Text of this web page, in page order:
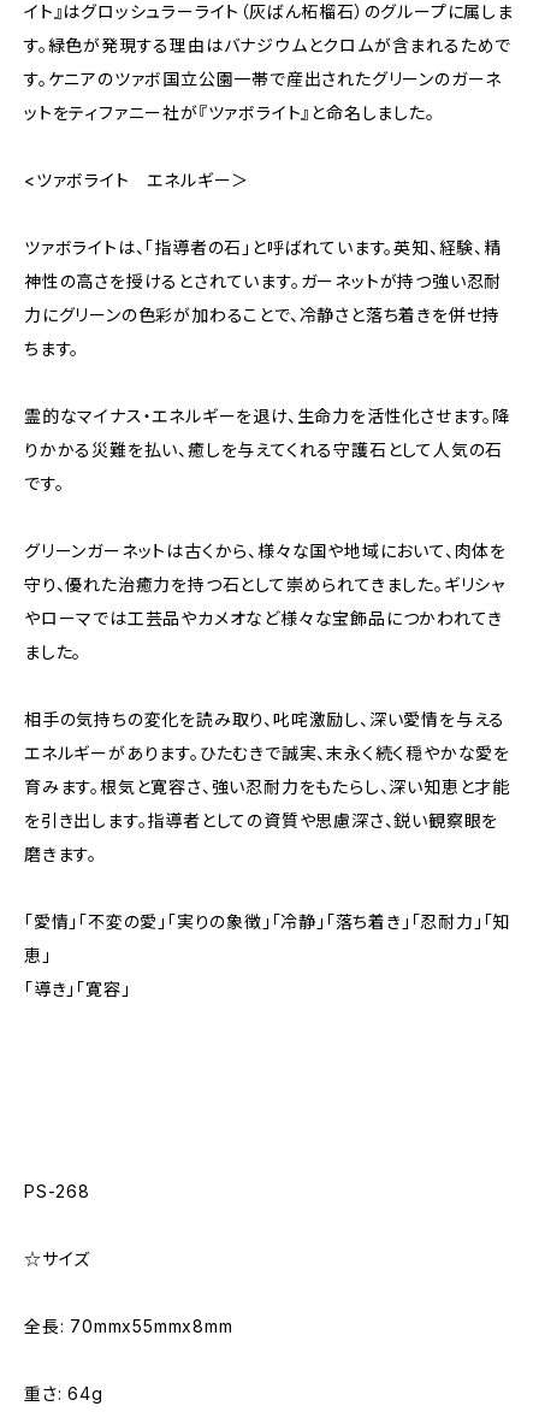
イト』はグロッシュラーライト（灰ばん柘榴石）のグループに属しま
す。緑色が発現する理由はバナジウムとクロムが含まれるためで
す。ケニアのツァボ国立公園一帯で産出されたグリーンのガーネ
ットをティファニー社が『ツァボライト』と命名しました。
<ツァボライト エネルギー＞
ツァボライトは、「指導者の石」と呼ばれています。英知、経験、精
神性の高さを授けるとされています。ガーネットが持つ強い忍耐
力にグリーンの色彩が加わることで、冷静さと落ち着きを併せ持
ちます。
霊的なマイナス・エネルギーを退け、生命力を活性化させます。降
りかかる災難を払い、癒しを与えてくれる守護石として人気の石
です。
グリーンガーネットは古くから、様々な国や地域において、肉体を
守り、優れた治癒力を持つ石として崇められてきました。ギリシャ
やローマでは工芸品やカメオなど様々な宝飾品につかわれてき
ました。
相手の気持ちの変化を読み取り、叱咤激励し、深い愛情を与える
エネルギーがあります。ひたむきで誠実、末永く続く穏やかな愛を
育みます。根気と寛容さ、強い忍耐力をもたらし、深い知恵と才能
を引き出します。指導者としての資質や思慮深さ、鋭い観察眼を
磨きます。
「愛情」「不変の愛」「実りの象徴」「冷静」「落ち着き」「忍耐力」「知
恵」
「導き」「寛容」
PS-268
☆サイズ
全長: 70mmx55mmx8mm
重さ: 64g